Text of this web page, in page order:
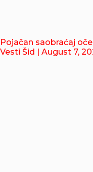
Pojačan saobraćaj
Vesti Šid | August 7,